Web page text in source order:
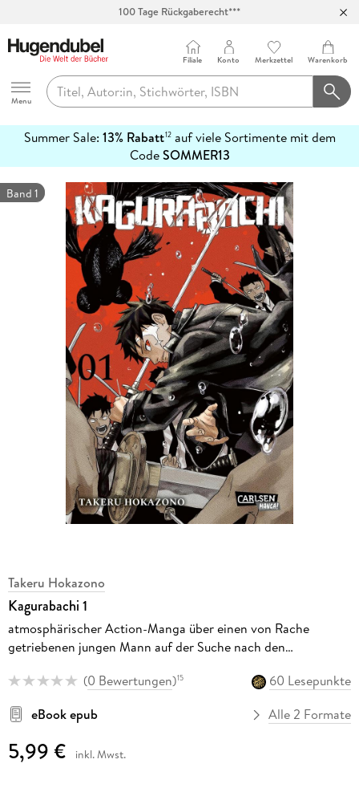
Abholung in über 100 Filialen
Hugendubel
Menu
Filiale Konto Merkzettel Warenkorb
Summer Sale: 13% Rabatt12auf viele Sortimente mit dem
CodeSOMMER13
erfahren
Band 1
Takeru Hokazono
Kagurabachi 1
atmosphärischer Action-Manga über einen von Rache
getriebenen jungen Mann auf der Suche nach den
(0 Bewertungen)15
60 Lesepunkte
eBook epub
Alle 2 Formate
5,99 € inkl. Mwst.